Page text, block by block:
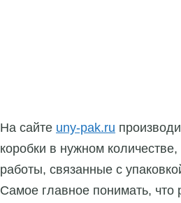
На сайте uny-pak.ru
коробки в нужном
работы, связанные с
Самое главное понимать, что